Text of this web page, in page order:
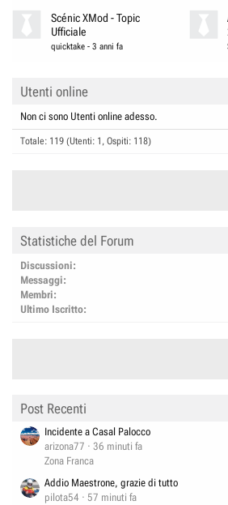
Scénic XMod - Topic
Ufficiale
quicktake -3 anni fa
Utenti online
Non ci sono Utenti online adesso.
Totale: 119 (Utenti: 1, Ospiti: 118)
Statistiche del Forum
Discussioni
Messaggi
Membri
Ultimo Iscritto
Post Recenti
Incidente a Casal Palocco
arizona77
36 minuti fa
Zona Franca
Addio Maestrone, grazie di tutto
pilota54
57 minuti fa